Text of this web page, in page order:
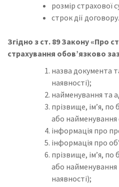
розмір страхової
строк дії договору.
Згідно з ст. 89 Закону «Про
страхування обов’язково
назва документа
наявності);
найменування та
прізвище, ім’я,
або найменування
інформація про
інформація про
прізвище, ім’я,
або найменування
наявності);